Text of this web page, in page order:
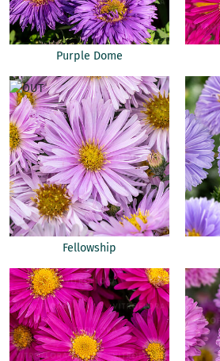
Purple Dome
Fellowship